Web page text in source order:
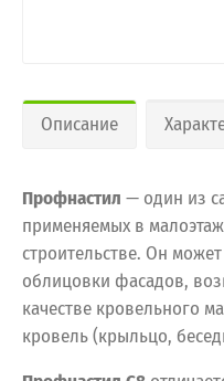
Описание
Профнастил — один из
применяемых в
строительстве. Он
облицовки фасадов,
качестве кровельного
кровель (крыльцо,